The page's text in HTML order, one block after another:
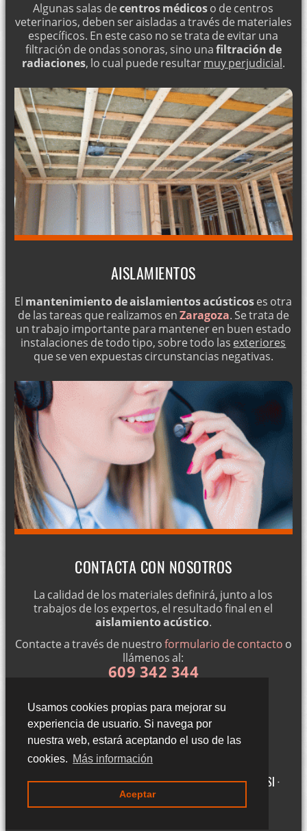
Usamos cookies propias para mejorar su
experiencia de usuario. Si navega por
nuestra web, estará aceptando el uso de las
cookies. Más información
Aceptar
Algunas salas decentros médicoso de centros
veterinarios, deben ser aisladas a través de materiales
específicos. En este caso no se trata de evitar una
filtración de ondas sonoras, sino unafiltración de
radiaciones, lo cual puede resultarmuy perjudicial.
AISLAMIENTOS
El mantenimiento de aislamientos acústicoses otra
de las tareas que realizamos enZaragoza. Se trata de
un trabajo importante para mantener en buen estado
instalaciones de todo tipo, sobre todo las exteriores
que se ven expuestas circunstancias negativas.
CONTACTA CON NOSOTROS
La calidad de los materiales definirá, junto a los
trabajos de los expertos, el resultado final en el
aislamiento acústico.
Contacte a través de nuestroformulario de contacto o
llámenos al:
609 342 344
Gigantillas 3, 3ºA - 50015 Zaragoza (Zaragoza) ·Aviso legal LSSI ·
Política de cookies · Política de privacidad